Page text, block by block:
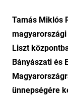
Tamás Miklós
Liszt
Bányászati és
ünnepségére